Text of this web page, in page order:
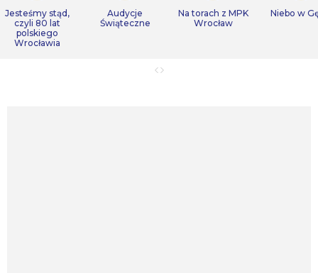
Jesteśmy stąd,
czyli 80 lat
polskiego
Wrocławia
Audycje
Świąteczne
Na torach z MPK
Wrocław
Niebo w